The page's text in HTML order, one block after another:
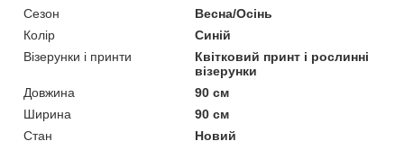
Сезон
Весна/Осінь
Колір
Синій
Візерунки і принти
Квітковий принт і рослинні
візерунки
Довжина
90 см
Ширина
90 см
Стан
Новий